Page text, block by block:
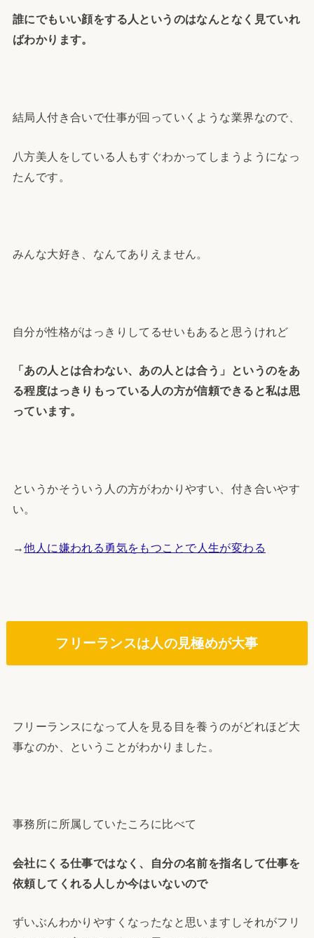
誰にでもいい顔をする人というのはなんとなく見ていれ
ばわかります。
結局人付き合いで仕事が回っていくような業界なので、
八方美人をしている人もすぐわかってしまうようになっ
たんです。
みんな大好き、なんてありえません。
自分が性格がはっきりしてるせいもあると思うけれど
「あの人とは合わない、あの人とは合う」というのをあ
る程度はっきりもっている人の方が信頼できると私は思
っています。
というかそういう人の方がわかりやすい、付き合いやす
い。
→他人に嫌われる勇気をもつことで人生が変わる
フリーランスは人の見極めが大事
フリーランスになって人を見る目を養うのがどれほど大
事なのか、ということがわかりました。
事務所に所属していたころに比べて
会社にくる仕事ではなく、自分の名前を指名して仕事を
依頼してくれる人しか今はいないので
ずいぶんわかりやすくなったなと思いますしそれがフリ